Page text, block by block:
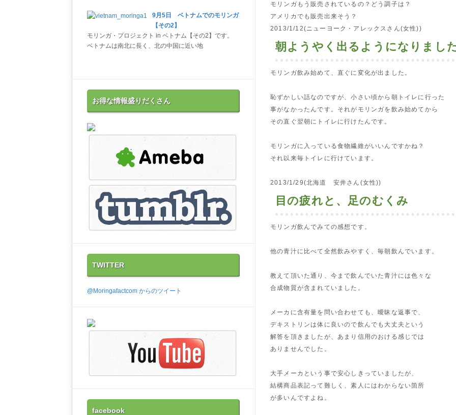
モリンガもう販売されているの？どう調子は？
アメリカでも販売出来そう？
2013/1/12(ニューヨーク・アレックスさん(女性))
朝ようやく出るようになりまし
モリンガ飲み始めて、直ぐに変化が出ました。
恥ずかしい話なのですが、小さい頃から朝トイレに行った
事がなかったんです。それがモリンガを飲み始めてから
その直ぐ翌朝にトイレに行けたんです。
モリンガに入っている食物繊維がいいんですかね？
それ以来毎トイレに行けています。
2013/1/29(北海道 安井さん(女性))
目の疲れと、足のむくみ
モリンガ飲んでみての感想です。
他の青汁に比べて全然飲みやすく、毎朝飲んでいます。
教えて頂いた通り、今まで飲んでいた青汁には色々な
合成物質が含まれていました。
メーカに含有量を問い合わせても、曖昧な返事で、
デキストリンは体に良いので飲んでも大丈夫という
解答を頂きましたが、あまり信用のおける感じでは
ありませんでした。
大手メーカという事で安心しきっていましたが、
結構商品表記って難しく、素人にはわからない箇所
が多いんですよね。
9月5日 ベトナムでのモリンガ
【その2】
モリンガ・プロジェクト in ベトナム【その2】です。
ベトナムは南北に長く、北の中国に近い地
お得な情報盛りだくさん
TWITTER
@Moringafactcom からのツイート
facebook